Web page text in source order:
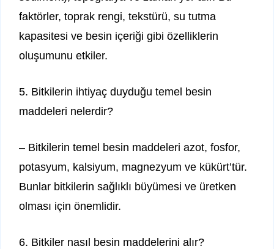
faktörler, toprak rengi, tekstürü, su tutma
kapasitesi ve besin içeriği gibi özelliklerin
oluşumunu etkiler.
5. Bitkilerin ihtiyaç duyduğu temel besin
maddeleri nelerdir?
– Bitkilerin temel besin maddeleri azot, fosfor,
potasyum, kalsiyum, magnezyum ve kükürt’tür.
Bunlar bitkilerin sağlıklı büyümesi ve üretken
olması için önemlidir.
6. Bitkiler nasıl besin maddelerini alır?